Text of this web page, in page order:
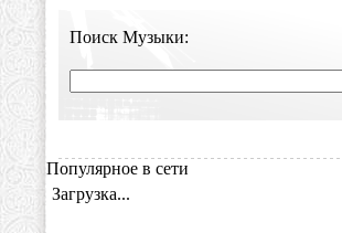
Поиск Музыки:
Популярное в сети